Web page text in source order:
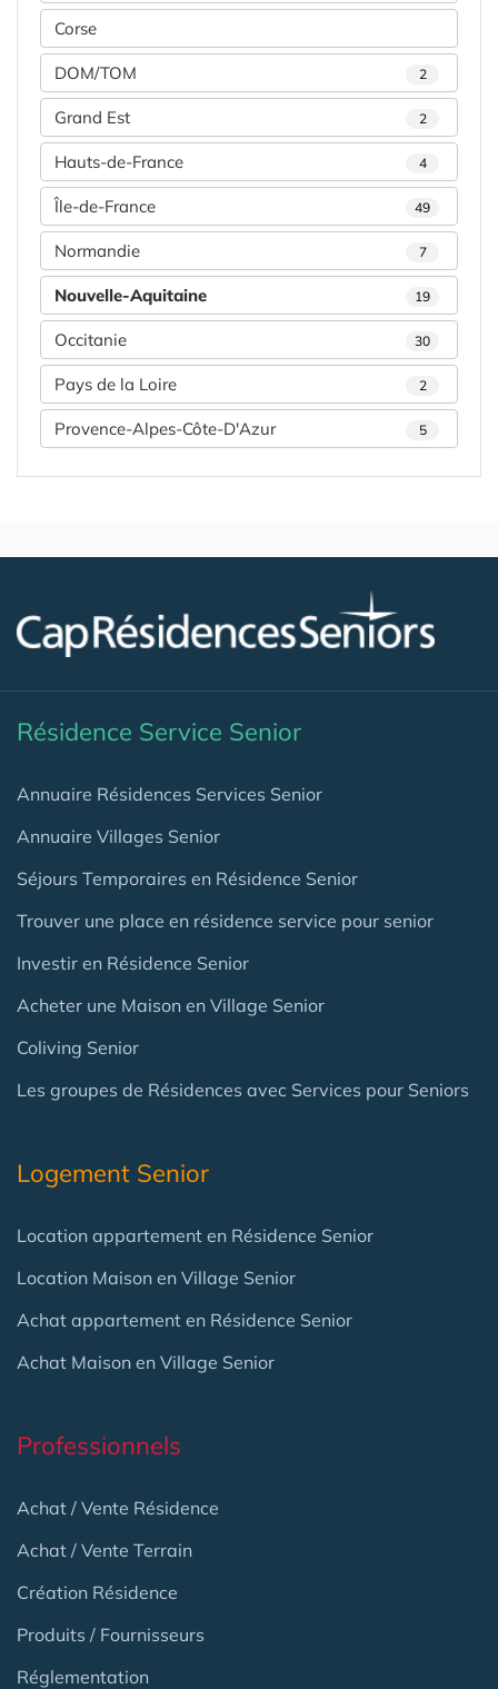
Corse
DOM/TOM 2
Grand Est 2
Hauts-de-France 4
Île-de-France 49
Normandie 7
Nouvelle-Aquitaine 19
Occitanie 30
Pays de la Loire 2
Provence-Alpes-Côte-D'Azur 5
Résidence Service Senior
Annuaire Résidences Services Senior
Annuaire Villages Senior
Séjours Temporaires en Résidence Senior
Trouver une place en résidence service pour senior
Investir en Résidence Senior
Acheter une Maison en Village Senior
Coliving Senior
Les groupes de Résidences avec Services pour Seniors
Logement Senior
Location appartement en Résidence Senior
Location Maison en Village Senior
Achat appartement en Résidence Senior
Achat Maison en Village Senior
Professionnels
Achat / Vente Résidence
Achat / Vente Terrain
Création Résidence
Produits / Fournisseurs
Réglementation